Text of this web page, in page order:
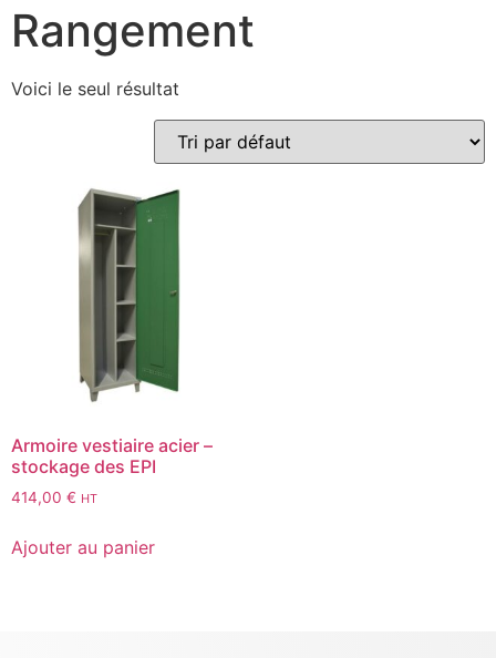
Rangement
Voici le seul résultat
Armoire vestiaire acier –
stockage des EPI
414,00 € HT
Ajouter au panier